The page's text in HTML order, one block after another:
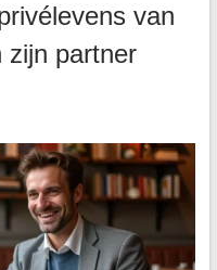
van
zijn partner